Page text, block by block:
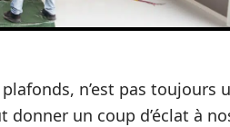
n’est pas toujours
donner un coup d’éclat à